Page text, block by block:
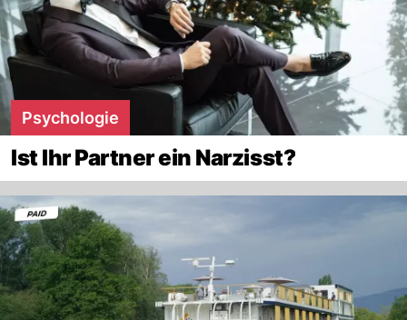
Psychologie
Ist Ihr Partner ein Narzisst?